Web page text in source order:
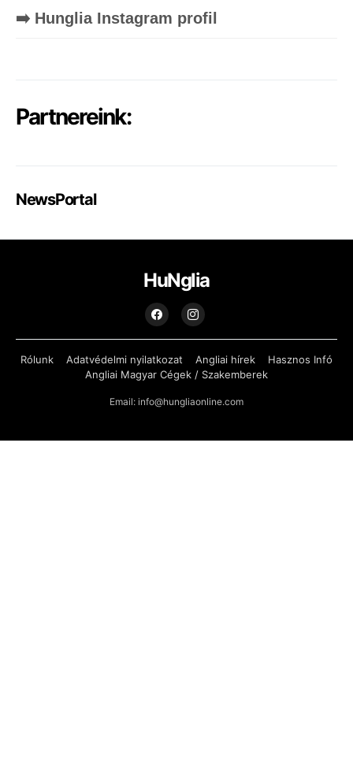
➡️ Hunglia Instagram profil
Partnereink:
NewsPortal
HuNglia
Rólunk Adatvédelmi nyilatkozat Angliai hírek
Hasznos Infó
Angliai Magyar Cégek / Szakemberek
Email: info@hungliaonline.com